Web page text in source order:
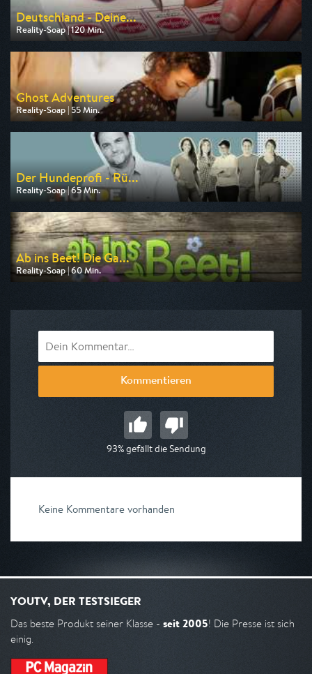
Deutschland - Deine...
Reality-Soap | 120 Min.
Ausgestrahlt von RTLZWEI
am 10.08.2026, 20:15
Ghost Adventures
Reality-Soap | 55 Min.
Ausgestrahlt von Tele 5
am 07.08.2026, 20:15
Der Hundeprofi - Rü...
Reality-Soap | 65 Min.
Ausgestrahlt von VOX
am 08.08.2026, 19:10
Ab ins Beet! Die Ga...
Reality-Soap | 60 Min.
Ausgestrahlt von VOX
Kommentieren
93% gefällt die Sendung
Keine Kommentare vorhanden
YOUTV, DER TESTSIEGER
Das beste Produkt seiner Klasse - seit 2005! Die Presse ist sich
einig.